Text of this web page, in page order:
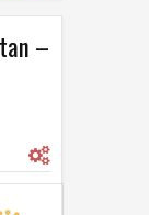
–